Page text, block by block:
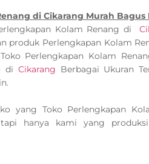
di Cikarang Murah
Kolam Renang di
produk Perlengkapan Kolam
Perlengkapan Kolam
di Cikarang Berbagai Ukuran
yang Toko Perlengkapan
hanya kami yang